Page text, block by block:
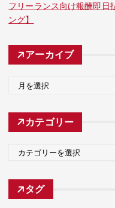
フリーランス向け報酬即日
ング】
アーカイブ
カ
カテゴリー
ゴ
タグ